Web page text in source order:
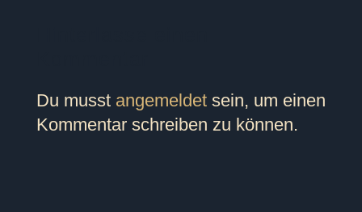
Du musst angemeldetsein, um einen
Kommentar schreiben zu können.